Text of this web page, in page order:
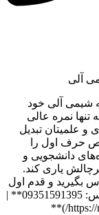
شیمی آلی خود
تنها نمره عالی
علمیتان تبدیل
حرف اول را
دانشجویی و
یاری کند.
بگیرید و قدم اول
را برای یک پایان‌نامه بی‌نقص بردارید. 📞 **تماس: 09351591395** |